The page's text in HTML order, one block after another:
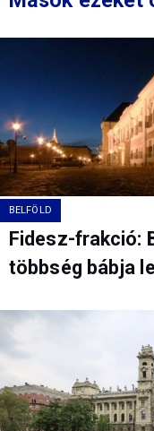
BELFÖLD
Fidesz-frakció:
többség bábja